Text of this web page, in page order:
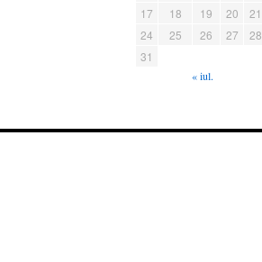
17
18 19 20 21
24
25 26 27 28
31
« iul.